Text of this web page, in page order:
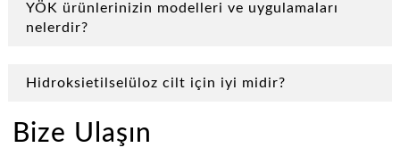
YÖK ürünlerinizin modelleri ve uygulamaları
nelerdir?
Hidroksietilselüloz cilt için iyi midir?
Bize Ulaşın